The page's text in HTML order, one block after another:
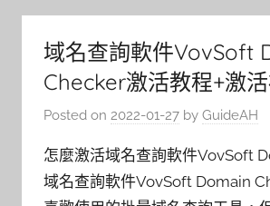
域名查詢軟件VovSoft
Checker激活教程+激
Posted on 2022-01-27 by GuideAH
怎麼激活域名查詢軟件VovSoft
域名查詢軟件VovSoft Domain